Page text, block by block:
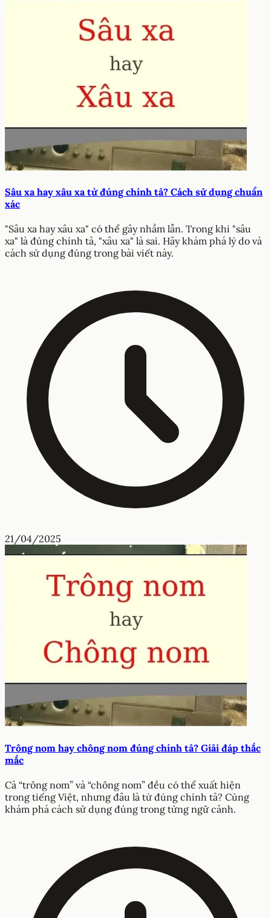
Sâu xa hay xâu xa từ đúng chính tả? Cách sử dụng chuẩn
xác
"Sâu xa hay xâu xa" có thể gây nhầm lẫn. Trong khi "sâu
xa" là đúng chính tả, "xâu xa" là sai. Hãy khám phá lý do và
cách sử dụng đúng trong bài viết này.
21/04/2025
Trông nom hay chông nom đúng chính tả? Giải đáp thắc
mắc
Cả “trông nom” và “chông nom” đều có thể xuất hiện
trong tiếng Việt, nhưng đâu là từ đúng chính tả? Cùng
khám phá cách sử dụng đúng trong từng ngữ cảnh.